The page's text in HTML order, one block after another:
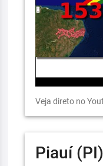
Veja direto no
Piauí (PI)